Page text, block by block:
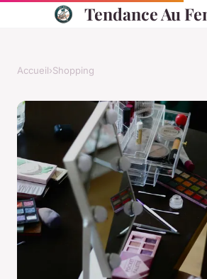
Tendance Au
Accueil›Shopping